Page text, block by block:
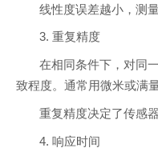
线性度误差越小，测
3. 重复精度
在相同条件下，对同
致程度。通常用微米或满
重复精度决定了传感
4. 响应时间